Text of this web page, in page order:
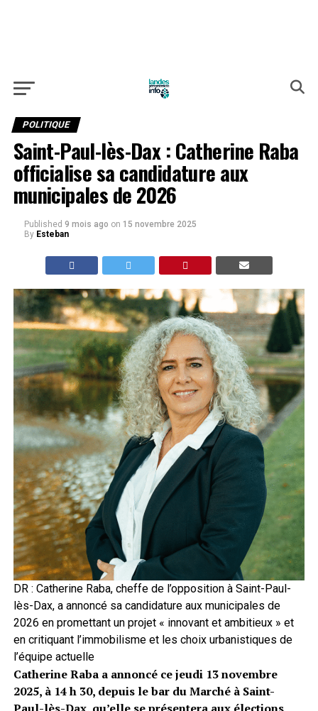
POLITIQUE
Saint-Paul-lès-Dax : Catherine Raba
officialise sa candidature aux
municipales de 2026
Published 9 mois ago on 15 novembre 2025
By Esteban
DR : Catherine Raba, cheffe de l’opposition à Saint-Paul-
lès-Dax, a annoncé sa candidature aux municipales de
2026 en promettant un projet « innovant et ambitieux » et
en critiquant l’immobilisme et les choix urbanistiques de
l’équipe actuelle
Catherine Raba a annoncé ce jeudi 13 novembre
2025, à 14 h 30, depuis le bar du Marché à Saint-